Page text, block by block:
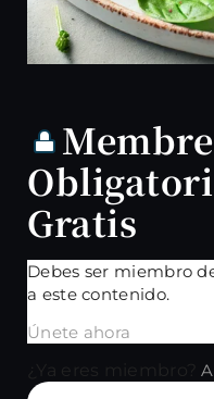
Gratis
Debes ser miembro
a este contenido.
Únete ahora
¿Ya eres miembro?